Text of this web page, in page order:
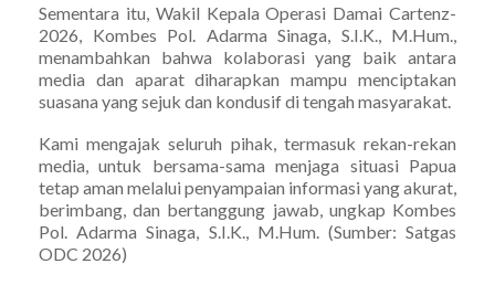
Sementara itu, Wakil Kepala Operasi Damai Cartenz-
2026, Kombes Pol. Adarma Sinaga, S.I.K., M.Hum.,
menambahkan bahwa kolaborasi yang baik antara
media dan aparat diharapkan mampu menciptakan
suasana yang sejuk dan kondusif di tengah masyarakat.
Kami mengajak seluruh pihak, termasuk rekan-rekan
media, untuk bersama-sama menjaga situasi Papua
tetap aman melalui penyampaian informasi yang akurat,
berimbang, dan bertanggung jawab, ungkap Kombes
Pol. Adarma Sinaga, S.I.K., M.Hum. (Sumber: Satgas
ODC 2026)